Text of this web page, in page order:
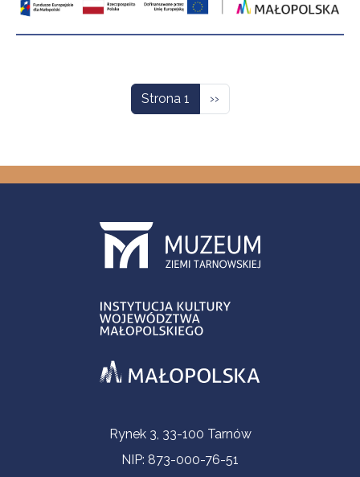
Strona 1 Następna strona
››
Informacje kontaktoweRynek 3, 33-100 Tarnów
NIP: 873-000-76-51